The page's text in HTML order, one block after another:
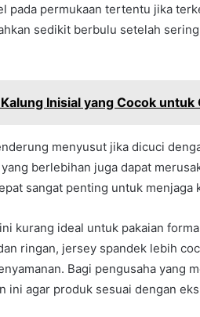
pada permukaan tertentu jika
sedikit berbulu setelah
Inisial yang Cocok untuk
menyusut jika dicuci
berlebihan juga dapat
sangat penting untuk menjaga
kurang ideal untuk pakaian
ringan, jersey spandek lebih
Bagi pengusaha yang
ini agar produk sesuai dengan